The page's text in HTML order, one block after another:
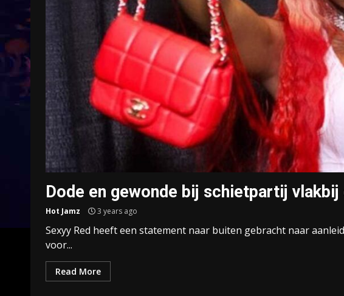
Dode en gewonde bij schietpartij vlakbij
Hot Jamz 3 years ago
Sexyy Red heeft een statement naar buiten gebracht naar
voor...
Read More